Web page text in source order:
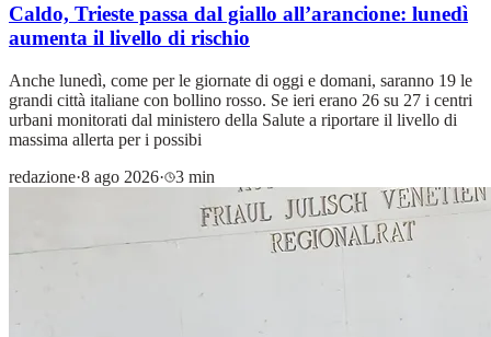
Caldo, Trieste passa dal giallo all’arancione: lunedì
aumenta il livello di rischio
Anche lunedì, come per le giornate di oggi e domani, saranno 19 le
grandi città italiane con bollino rosso. Se ieri erano 26 su 27 i centri
urbani monitorati dal ministero della Salute a riportare il livello di
massima allerta per i possibi
redazione·8 ago 2026· 3 min